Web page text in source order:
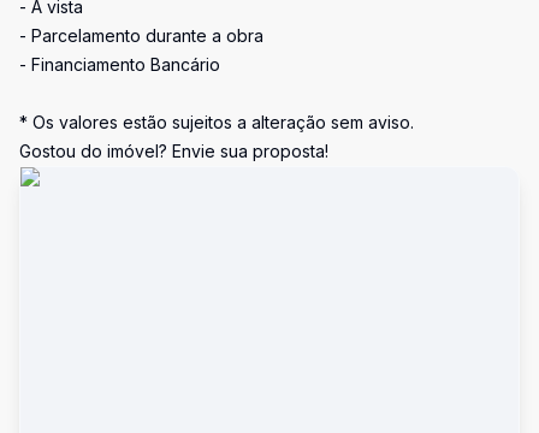
- À vista
- Parcelamento durante a obra
- Financiamento Bancário
* Os valores estão sujeitos a alteração sem aviso.
Gostou do imóvel? Envie sua proposta!